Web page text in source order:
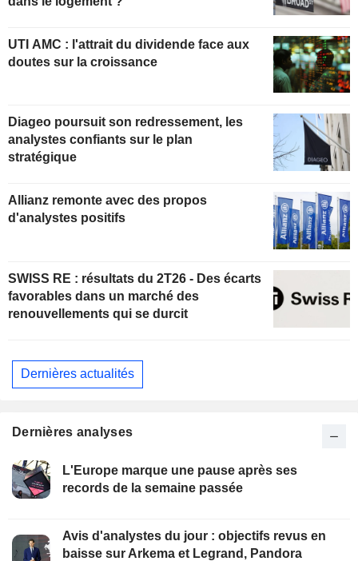
UTI AMC : l'attrait du dividende face aux
doutes sur la croissance
Diageo poursuit son redressement, les
analystes confiants sur le plan
stratégique
Allianz remonte avec des propos
d'analystes positifs
SWISS RE : résultats du 2T26 - Des écarts
favorables dans un marché des
renouvellements qui se durcit
Dernières actualités
Dernières analyses
L'Europe marque une pause après ses
records de la semaine passée
Avis d'analystes du jour : objectifs revus en
baisse sur Arkema et Legrand, Pandora